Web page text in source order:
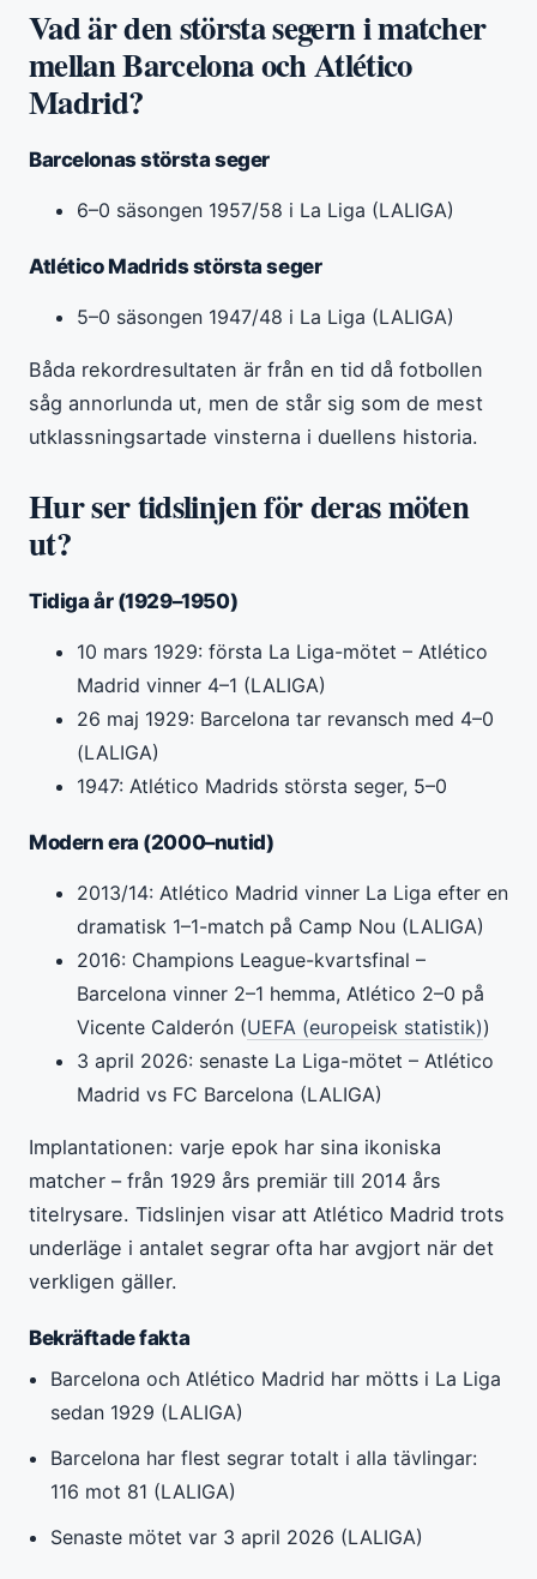
Vad är den största segern i matcher
mellan Barcelona och Atlético
Madrid?
Barcelonas största seger
6–0 säsongen 1957/58 i La Liga (LALIGA)
Atlético Madrids största seger
5–0 säsongen 1947/48 i La Liga (LALIGA)
Båda rekordresultaten är från en tid då fotbollen
såg annorlunda ut, men de står sig som de mest
utklassningsartade vinsterna i duellens historia.
Hur ser tidslinjen för deras möten
ut?
Tidiga år (1929–1950)
10 mars 1929: första La Liga-mötet – Atlético
Madrid vinner 4–1 (LALIGA)
26 maj 1929: Barcelona tar revansch med 4–0
(LALIGA)
1947: Atlético Madrids största seger, 5–0
Modern era (2000–nutid)
2013/14: Atlético Madrid vinner La Liga efter en
dramatisk 1–1-match på Camp Nou (LALIGA)
2016: Champions League-kvartsfinal –
Barcelona vinner 2–1 hemma, Atlético 2–0 på
Vicente Calderón (UEFA (europeisk statistik))
3 april 2026: senaste La Liga-mötet – Atlético
Madrid vs FC Barcelona (LALIGA)
Implantationen: varje epok har sina ikoniska
matcher – från 1929 års premiär till 2014 års
titelrysare. Tidslinjen visar att Atlético Madrid trots
underläge i antalet segrar ofta har avgjort när det
verkligen gäller.
Bekräftade fakta
Barcelona och Atlético Madrid har mötts i La Liga
sedan 1929 (LALIGA)
Barcelona har flest segrar totalt i alla tävlingar:
116 mot 81 (LALIGA)
Senaste mötet var 3 april 2026 (LALIGA)